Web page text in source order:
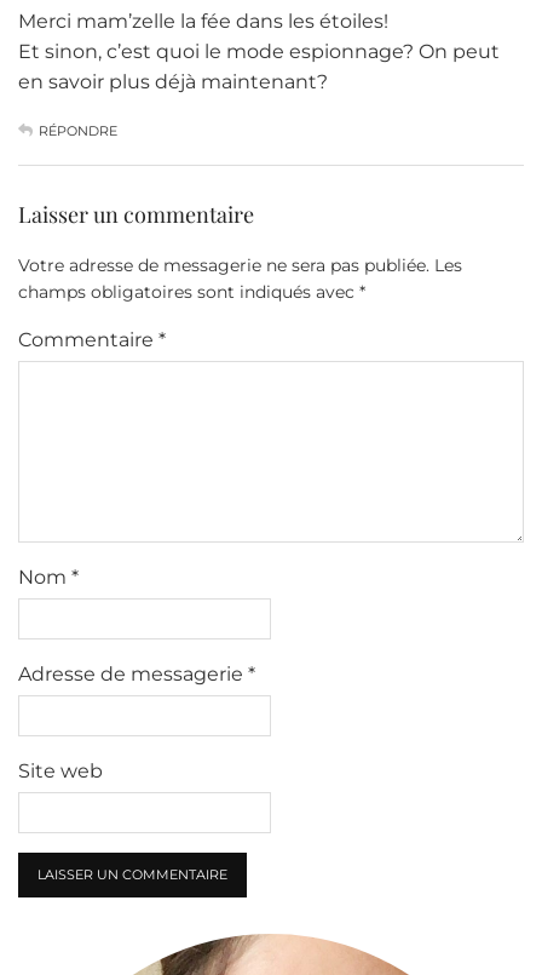
Merci mam’zelle la fée dans les étoiles!
Et sinon, c’est quoi le mode espionnage? On peut
en savoir plus déjà maintenant?
RÉPONDRE
Laisser un commentaire
Votre adresse de messagerie ne sera pas publiée. Les
champs obligatoires sont indiqués avec *
Commentaire *
Nom *
Adresse de messagerie *
Site web